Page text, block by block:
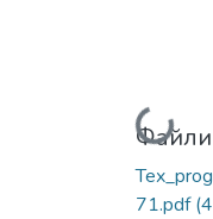
Файли
71.pdf